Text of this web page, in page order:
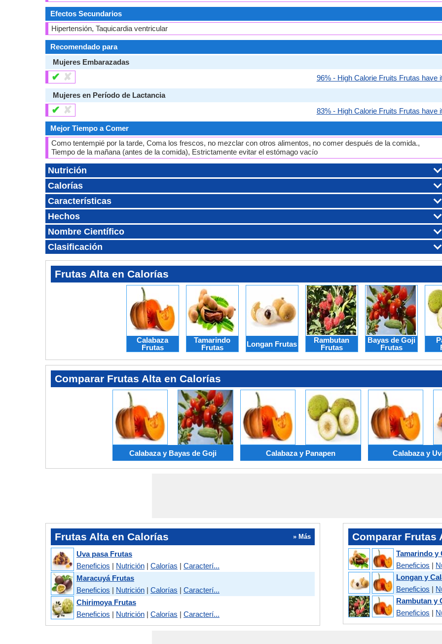
Efectos Secundarios
Hipertensión, Taquicardia ventricular
Recomendado para
Mujeres Embarazadas
✔ ✘ 96% - High Calorie Fruits Frutas have
Mujeres en Período de Lactancia
✔ ✘ 83% - High Calorie Fruits Frutas have
Mejor Tiempo a Comer
Como tentempié por la tarde, Coma los frescos, no mezclar con otros alimentos, no comer después de la comida.,
Tiempo de la mañana (antes de la comida), Estrictamente evitar el estómago vacío
Nutrición
Calorías
Características
Hechos
Nombre Científico
Clasificación
Frutas Alta en Calorías
Calabaza
Frutas
Tamarindo
Frutas
Longan Frutas
Rambutan
Frutas
Bayas de Goji
Frutas
Comparar Frutas Alta en Calorías
Calabaza y Bayas de Goji Calabaza y Panapen Calabaza y
Frutas Alta en Calorías » Más
Uva pasa Frutas
Beneficios | Nutrición | Calorías | Caracterí...
Maracuyá Frutas
Beneficios | Nutrición | Calorías | Caracterí...
Chirimoya Frutas
Beneficios | Nutrición | Calorías | Caracterí...
Comparar Frutas
Tamarindo y
Beneficios |
Longan y
Beneficios |
Rambutan y
Beneficios |